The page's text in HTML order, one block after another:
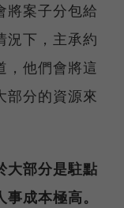
將案子分包給
況下，主承約
，他們會將這
部分的資源來
大部分是駐點
成本極高。